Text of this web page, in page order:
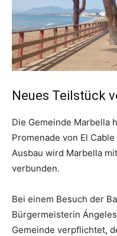
Neues Teilstück
Die Gemeinde Marbella
Promenade von El
Ausbau wird Marbella
verbunden.
Bei einem Besuch der
Bürgermeisterin
Gemeinde verpflichtet,